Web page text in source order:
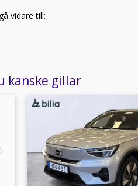
vidare till:
kanske gillar